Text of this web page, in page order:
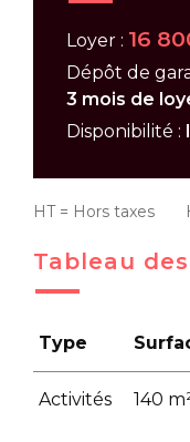
Loyer : 16
Dépôt de
3 mois de
Disponibilité :
HT = Hors taxes
Tableau
Type
Activités 140